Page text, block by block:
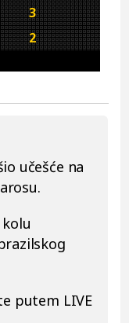
3
2
učešće na
putem LIVE